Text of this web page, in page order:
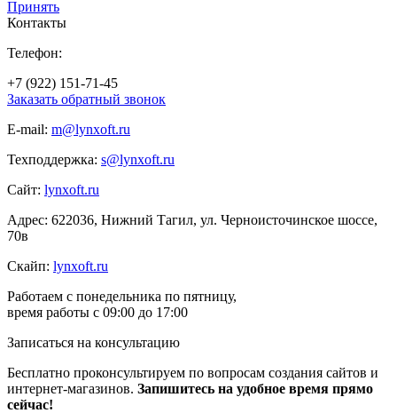
Принять
Контакты
Телефон:
+7 (922) 151-71-45
Заказать обратный звонок
E-mail: m@lynxoft.ru
Техподдержка: s@lynxoft.ru
Сайт: lynxoft.ru
Адрес: 622036, Нижний Тагил, ул. Черноисточинское шоссе,
70в
Скайп: lynxoft.ru
Работаем с понедельника по пятницу,
время работы с 09:00 до 17:00
Записаться на консультацию
Бесплатно проконсультируем по вопросам создания сайтов и
интернет-магазинов. Запишитесь на удобное время прямо
сейчас!